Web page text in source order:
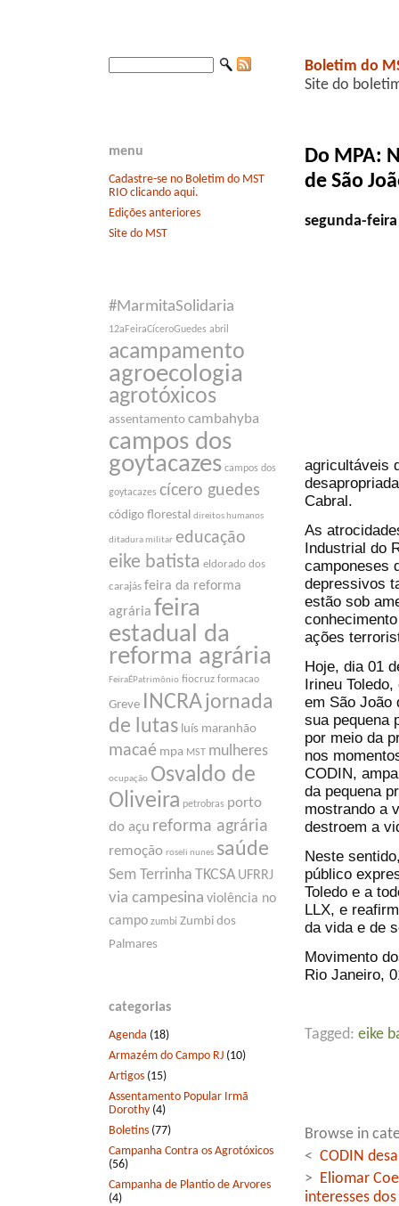
menu
Cadastre-se no Boletim do MST
RIO clicando aqui.
Edições anteriores
Site do MST
#MarmitaSolidaria
12aFeiraCíceroGuedes abril
acampamento
agroecologia
agrotóxicos
assentamento cambahyba
campos dos
goytacazes campos dos
goytacazes cícero guedes
código florestal direitos humanos
ditadura militar educação
eike batista eldorado dos
carajás feira da reforma
agrária feira
estadual da
reforma agrária
FeiraÉPatrimônio fiocruz formacao
Greve INCRA jornada
de lutas luís maranhão
macaé mpa MST mulheres
ocupação Osvaldo de
Oliveira petrobras porto
do açu reforma agrária
remoção roseli nunes saúde
Sem Terrinha TKCSA UFRRJ
via campesina violência no
campo zumbi Zumbi dos
Palmares
categorias
Agenda (18)
Armazém do Campo RJ (10)
Artigos (15)
Assentamento Popular Irmã
Dorothy (4)
Boletins (77)
Campanha Contra os Agrotóxicos
(56)
Campanha de Plantio de Arvores
(4)
Boletim do
Site do
Do MPA:
de São
segunda-
agricultáveis
Cabral.
As
Industrial do
camponeses
depressivos
estão sob
ações
Hoje, dia 01
Irineu
em São João
sua pequena
por meio da
nos
CODIN,
da pequena
mostrando a
destroem a
Neste
público
Toledo e a
LLX, e
da vida e de
Movimento
Rio Janeiro,
Tagged: eike
Browse in
< CODIN
>
Eliomar
interesses